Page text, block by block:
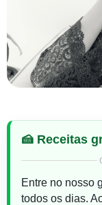
🍰 Receitas
Entre no nosso
todos os dias.